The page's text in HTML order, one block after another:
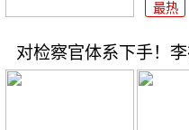
最热
对检察官体系下手！